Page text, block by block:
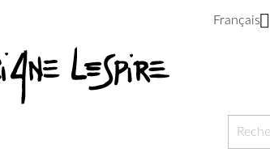
Français